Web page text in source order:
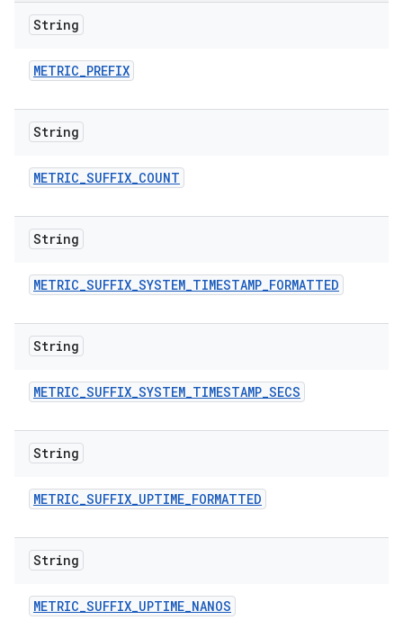
String
METRIC_PREFIX
String
METRIC_SUFFIX_COUNT
String
METRIC_SUFFIX_SYSTEM_TIMESTAMP_FORMATTED
String
METRIC_SUFFIX_SYSTEM_TIMESTAMP_SECS
String
METRIC_SUFFIX_UPTIME_FORMATTED
String
METRIC_SUFFIX_UPTIME_NANOS